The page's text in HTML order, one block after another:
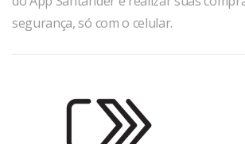
segurança, só com o celular.